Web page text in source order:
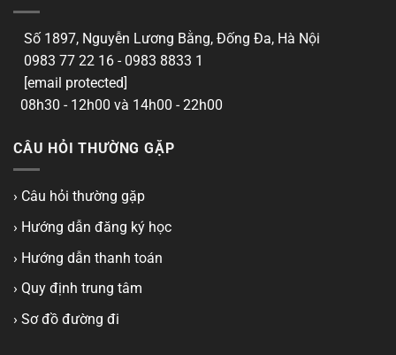
Số 1897, Nguyễn Lương Bằng, Đống Đa, Hà Nội
0983 77 22 16 - 0983 8833 1
[email protected]
08h30 - 12h00 và 14h00 - 22h00
CÂU HỎI THƯỜNG GẶP
› Câu hỏi thường gặp
› Hướng dẫn đăng ký học
› Hướng dẫn thanh toán
› Quy định trung tâm
› Sơ đồ đường đi